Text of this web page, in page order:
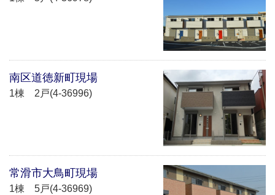
南区道徳新町現場
1棟 2戸(4-36996)
常滑市大鳥町現場
1棟 5戸(4-36969)